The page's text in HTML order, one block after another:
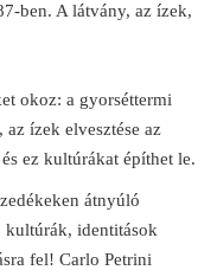
ben. A látvány, az ízek,
okoz: a gyorséttermi
az ízek elvesztése az
ez kultúrákat építhet le.
átnyúló
kultúrák, identitások
fel! Carlo Petrini